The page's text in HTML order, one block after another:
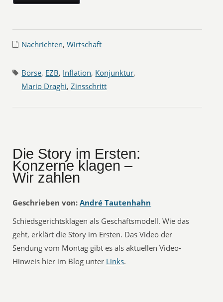
Nachrichten,Wirtschaft
Börse, EZB, Inflation, Konjunktur,
Mario Draghi,Zinsschritt
Die Story im Ersten:
Konzerne klagen –
Wir zahlen
Geschrieben von: André Tautenhahn
Schiedsgerichtsklagen als Geschäftsmodell. Wie das
geht, erklärt die Story im Ersten. Das Video der
Sendung vom Montag gibt es als aktuellen Video-
Hinweis hier im Blog unter Links.